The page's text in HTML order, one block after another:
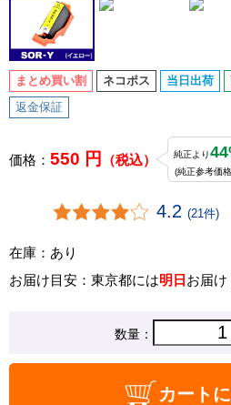
まとめ買い割 ネコポス 当日出荷
返金保証
価格： 550 円 （税込） 純正より
(純正参考価
4.2 (21件)
在庫：あり
お届け目安：東京都には明日 お届け
数量：
カート